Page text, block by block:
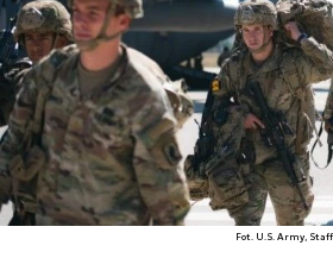
Fot. U.S. Army,